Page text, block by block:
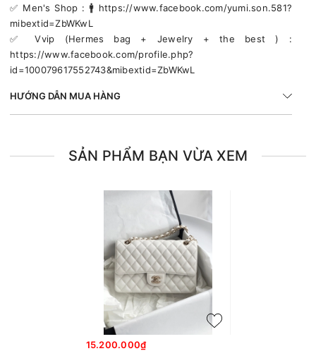
✅️ Men's Shop : 🚹 https://www.facebook.com/yumi.son.581?
mibextid=ZbWKwL
✅️ Vvip (Hermes bag + Jewelry + the best ) :
https://www.facebook.com/profile.php?
id=100079617552743&mibextid=ZbWKwL
HƯỚNG DẪN MUA HÀNG
SẢN PHẨM BẠN VỪA XEM
15.200.000₫